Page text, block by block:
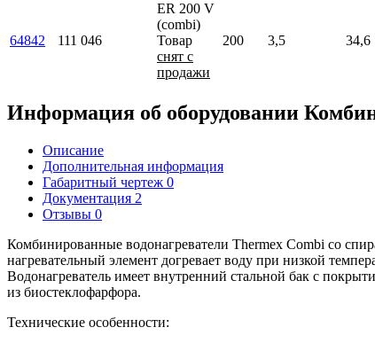
64842 111 046
ЕR 200 V
(combi)
Товар
снят с
продажи
200 3,5 34,6
Информация об оборудовании
Описание
Дополнительная информация
Габаритный чертеж 0
Документация 2
Отзывы 0
Комбинированные водонагреватели Thermex Combi со
нагревательный элемент догревает воду при низкой
Водонагреватель имеет внутренний стальной бак с
из биостеклофарфора.
Технические особенности: